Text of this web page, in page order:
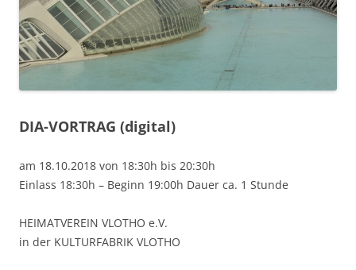
DIA-VORTRAG (digital)
am 18.10.2018 von 18:30h bis 20:30h
Einlass 18:30h – Beginn 19:00h Dauer ca. 1 Stunde
HEIMATVEREIN VLOTHO e.V.
in der KULTURFABRIK VLOTHO